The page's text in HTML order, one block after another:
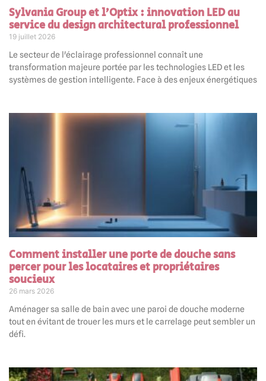
Sylvania Group et l’Optix : innovation LED au
service du design architectural professionnel
19 juillet 2026
Le secteur de l'éclairage professionnel connaît une
transformation majeure portée par les technologies LED et les
systèmes de gestion intelligente. Face à des enjeux énergétiques
Comment installer une porte de douche sans
percer pour les locataires et propriétaires
soucieux
26 mars 2026
Aménager sa salle de bain avec une paroi de douche moderne
tout en évitant de trouer les murs et le carrelage peut sembler un
défi.